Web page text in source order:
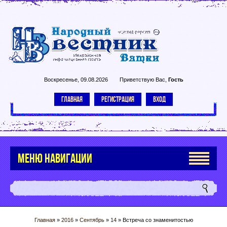
Воскресенье, 09.08.2026 Приветствую Вас Гость
ГЛАВНАЯ РЕГИСТРАЦИЯ ВХОД
МЕНЮ НАВИГАЦИИ
Главная» 2016 » Сентябрь » 14» Встреча со знаменитостью